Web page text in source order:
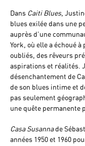
Dans Caiti Blues,
blues exilée dans une
auprès d’une
York, où elle a échoué
oubliés, des rêveurs
aspirations et réalités.
désenchantement de
de son blues intime et
pas seulement
une quête permanente
Casa Susannade
années 1950 et 1960